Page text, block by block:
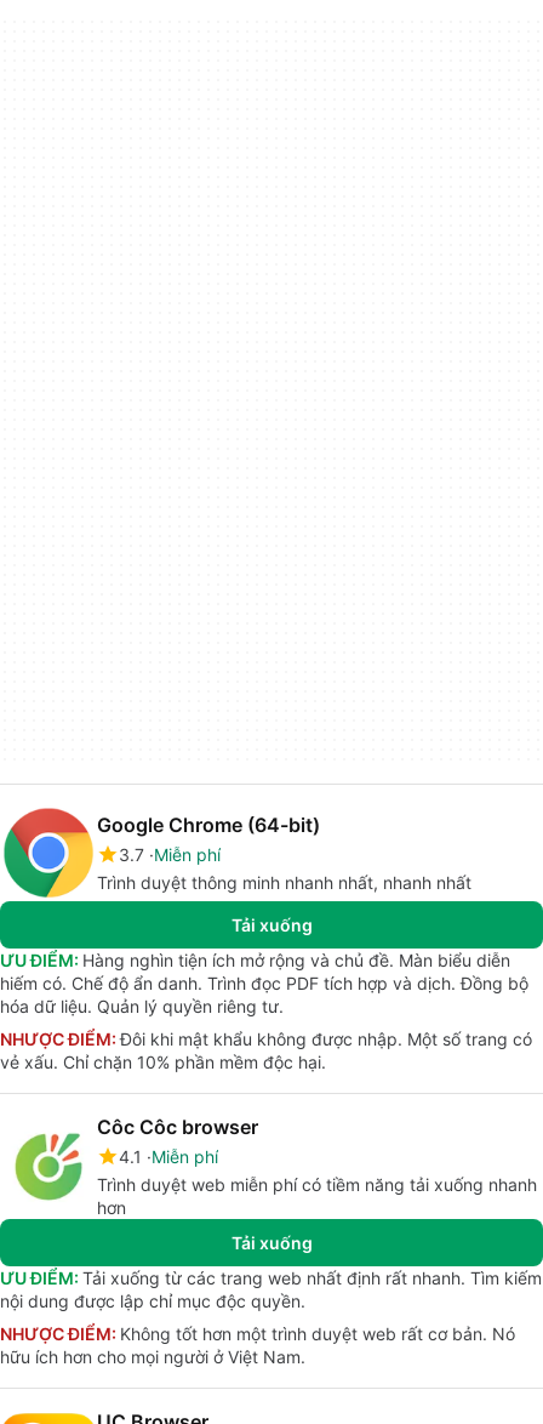
Google Chrome (64-bit)
3.7 Miễn phí
Trình duyệt thông minh nhanh nhất, nhanh nhất
Tải xuống
ƯU ĐIỂM: Hàng nghìn tiện ích mở rộng và chủ đề. Màn biểu diễn
hiếm có. Chế độ ẩn danh. Trình đọc PDF tích hợp và dịch. Đồng bộ
hóa dữ liệu. Quản lý quyền riêng tư.
NHƯỢC ĐIỂM:Đôi khi mật khẩu không được nhập. Một số trang có
vẻ xấu. Chỉ chặn 10% phần mềm độc hại.
Côc Côc browser
4.1
Miễn phí
Trình duyệt web miễn phí có tiềm năng tải xuống nhanh
hơn
Tải xuống
ƯU ĐIỂM: Tải xuống từ các trang web nhất định rất nhanh. Tìm kiếm
nội dung được lập chỉ mục độc quyền.
NHƯỢC ĐIỂM: Không tốt hơn một trình duyệt web rất cơ bản. Nó
hữu ích hơn cho mọi người ở Việt Nam.